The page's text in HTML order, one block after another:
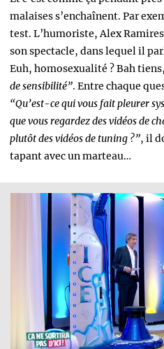
malaises s’enchaînent. Par
test. L’humoriste, Alex
son spectacle, dans lequel il
Euh, homosexualité ? Bah
de sensibilité”. Entre chaque
“Qu’est-ce qui vous fait pleurer
que vous regardez des vidéos de
plutôt des vidéos de tuning ?”, il
tapant avec un marteau…